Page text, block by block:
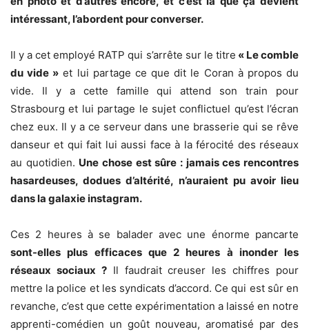
intéressant, l’abordent pour converser.
Il y a cet employé RATP qui s’arrête sur le titre « Le comble
du vide » et lui partage ce que dit le Coran à propos du
vide. Il y a cette famille qui attend son train pour
Strasbourg et lui partage le sujet conflictuel qu’est l’écran
chez eux. Il y a ce serveur dans une brasserie qui se rêve
danseur et qui fait lui aussi face à la férocité des réseaux
au quotidien. Une chose est sûre : jamais ces rencontres
hasardeuses, dodues d’altérité, n’auraient pu avoir lieu
dans la galaxie instagram.
Ces 2 heures à se balader avec une énorme pancarte
sont-elles plus efficaces que 2 heures à inonder les
réseaux sociaux ?Il faudrait creuser les chiffres pour
mettre la police et les syndicats d’accord. Ce qui est sûr en
revanche, c’est que cette expérimentation a laissé en notre
apprenti-comédien un goût nouveau, aromatisé par des